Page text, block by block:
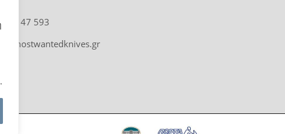
92 47 593